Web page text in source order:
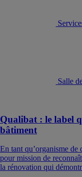
Salle
Qualibat : le label
bâtiment
En tant qu’organisme
pour mission de
la rénovation qui